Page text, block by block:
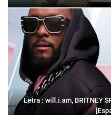
Letra : will.i.am, BRITNEY